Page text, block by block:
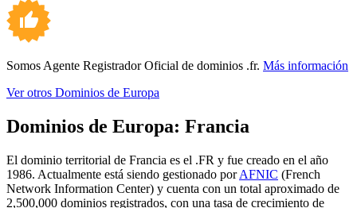
Somos Agente Registrador Oficial de dominios .fr. Más información
Ver otros Dominios de Europa
Dominios de Europa: Francia
El dominio territorial de Francia es el .FR y fue creado en el año
1986. Actualmente está siendo gestionado porAFNIC (French
Network Information Center) y cuenta con un total aproximado de
2,500,000 dominios registrados, con una tasa de crecimiento de